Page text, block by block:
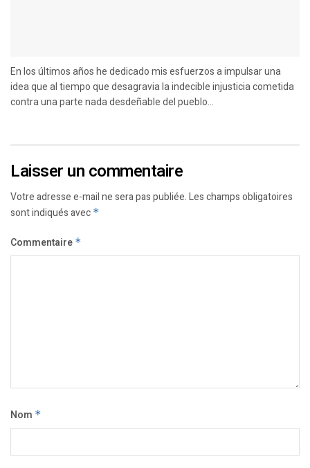
En los últimos años he dedicado mis esfuerzos a impulsar una
idea que al tiempo que desagravia la indecible injusticia cometida
contra una parte nada desdeñable del pueblo...
Laisser un commentaire
Votre adresse e-mail ne sera pas publiée.Les champs obligatoires
sont indiqués avec *
Commentaire *
Nom *